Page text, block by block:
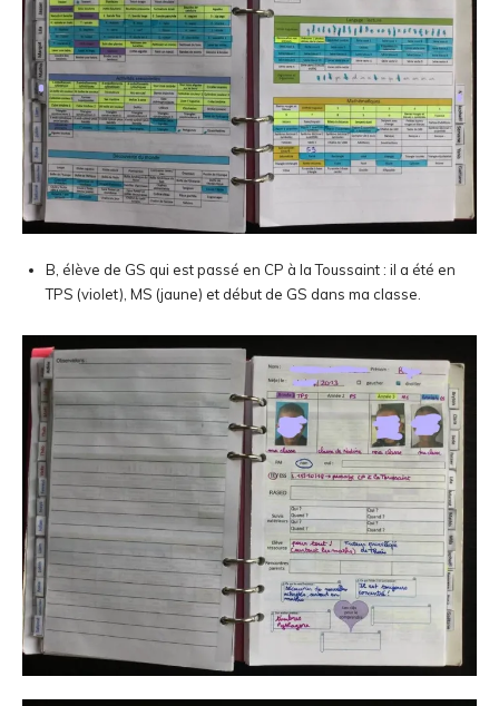
B, élève de GS qui est passé en CP à la Toussaint : il a été en
TPS (violet), MS (jaune) et début de GS dans ma classe.